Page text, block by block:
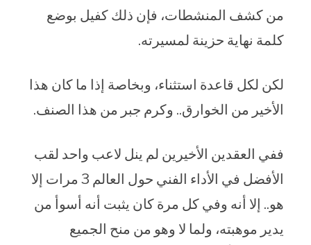
من كشف المنشطات، فإن ذلك كفيل بوضع
كلمة نهاية حزينة لمسيرته.
لكن لكل قاعدة استثناء، وبخاصة إذا ما كان هذا
الأخير من الخوارق.. وكرم جبر من هذا الصنف.
ففي العقدين الأخيرين لم ينل لاعب واحد لقب
الأفضل في الأداء الفني حول العالم 3 مرات إلا
هو.. إلا أنه وفي كل مرة كان يثبت أنه أسوأ من
يدير موهبته، ولما لا وهو من منح الجميع